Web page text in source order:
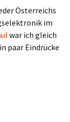
Österreichs
im
war ich gleich
paar Eindrücke